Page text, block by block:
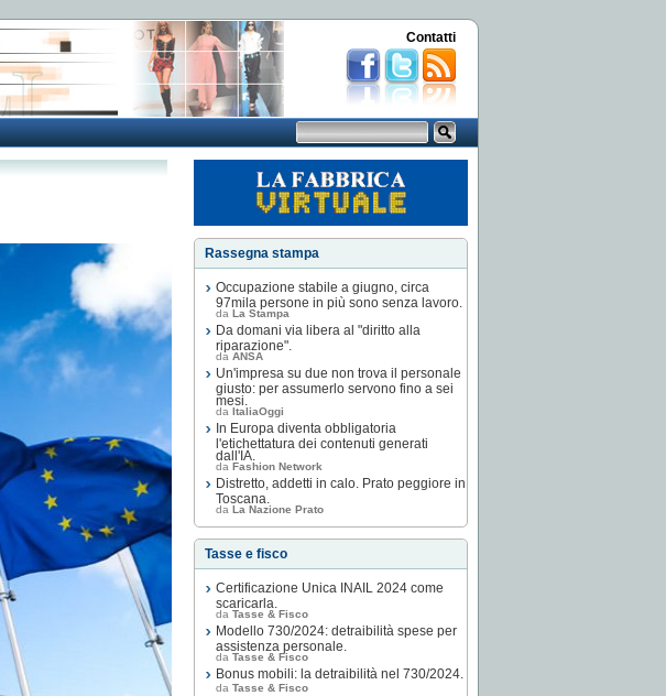
Contatti
Rassegna stampa
Occupazione stabile a giugno, circa
97mila persone in più sono senza lavoro.
da La Stampa
Da domani via libera al "diritto alla
riparazione".
da ANSA
Un'impresa su due non trova il personale
giusto: per assumerlo servono fino a sei
mesi.
da ItaliaOggi
In Europa diventa obbligatoria
l'etichettatura dei contenuti generati
dall'IA.
da Fashion Network
Distretto, addetti in calo. Prato peggiore in
Toscana.
da La Nazione Prato
Tasse e fisco
Certificazione Unica INAIL 2024 come
scaricarla.
da Tasse & Fisco
Modello 730/2024: detraibilità spese per
assistenza personale.
da Tasse & Fisco
Bonus mobili: la detraibilità nel 730/2024.
da Tasse & Fisco